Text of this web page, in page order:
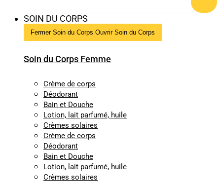
SOIN DU CORPS
Fermer Soin du Corps Ouvrir Soin du Corps
Soin du Corps Femme
Crème de corps
Déodorant
Bain et Douche
Lotion, lait parfumé, huile
Crèmes solaires
Crème de corps
Déodorant
Bain et Douche
Lotion, lait parfumé, huile
Crèmes solaires